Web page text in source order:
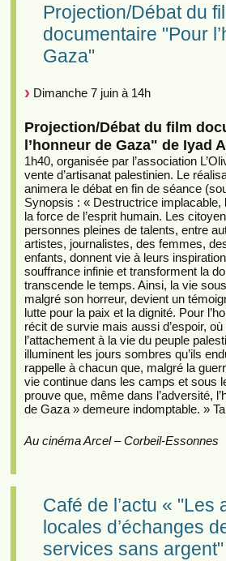
Projection/Débat du
documentaire "Pour
Gaza"
Dimanche 7 juin à 14h
Projection/Débat du film
l’honneur de Gaza" de Iyad
1h40, organisée par l’association
vente d’artisanat palestinien. Le
animera le débat en fin de séance
Synopsis : « Destructrice implacable,
la force de l’esprit humain. Les
personnes pleines de talents, entre
artistes, journalistes, des femmes,
enfants, donnent vie à leurs
souffrance infinie et transforment la
transcende le temps. Ainsi, la vie
malgré son horreur, devient un
lutte pour la paix et la dignité. Pour
récit de survie mais aussi d’espoir, où
l’attachement à la vie du peuple
illuminent les jours sombres qu’ils
rappelle à chacun que, malgré la
vie continue dans les camps et sous
prouve que, même dans l’adversité,
de Gaza » demeure indomptable. »
Au cinéma Arcel – Corbeil-Essonnes
Café de l’actu « "Les
locales d’échanges
services sans argent"